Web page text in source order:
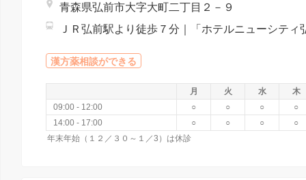
青森県弘前市大字大町二丁目２－９
漢方薬相談ができる
月 火 水
木
09:00 - 12:00
○ ○ ○
○
14:00 - 17:00
○ ○ ○
○
年末年始（１２／３０～１／3）は休診